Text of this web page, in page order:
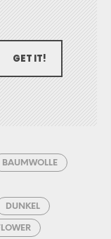
GET IT!
BAUMWOLLE
DUNKEL